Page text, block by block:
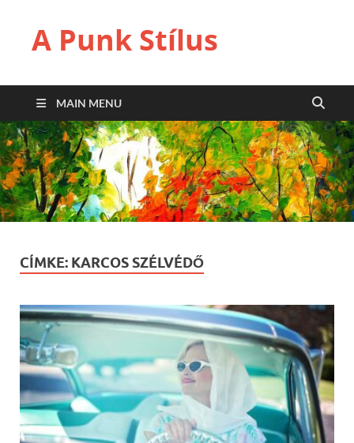
A Punk Stílus
MAIN MENU
CÍMKE: KARCOS SZÉLVÉDŐ